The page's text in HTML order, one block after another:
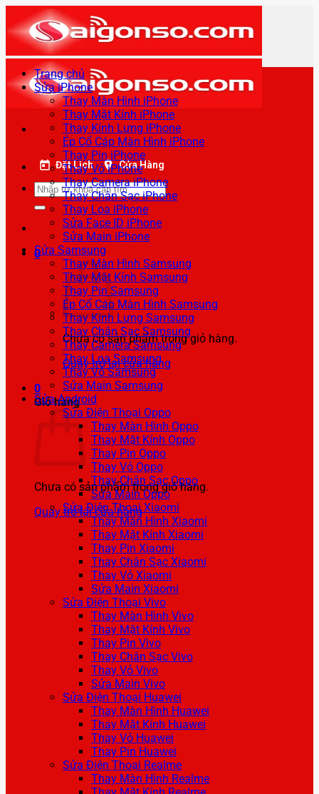
qua
nội
dung
Đặt Lịch Cửa Hàng
Tìm
kiếm:
0
Chưa có sản phẩm trong giỏ hàng.
Quay trở lại cửa hàng
0
Giỏ hàng
Chưa có sản phẩm trong giỏ hàng.
Quay trở lại cửa hàng
Trang chủ
Sửa iPhone
Thay Màn Hình iPhone
Thay Mặt Kính iPhone
Thay Kính Lưng iPhone
Ép Cổ Cáp Màn Hình iPhone
Thay Pin iPhone
Thay Vỏ iPhone
Thay Camera iPhone
Thay Chân Sạc iPhone
Thay Loa iPhone
Sửa Face ID iPhone
Sửa Main iPhone
Sửa Samsung
Thay Màn Hình Samsung
Thay Mặt Kính Samsung
Thay Pin Samsung
Ép Cổ Cáp Màn Hình Samsung
Thay Kính Lưng Samsung
Thay Chân Sạc Samsung
Thay Camera Samsung
Thay Loa Samsung
Thay Vỏ Samsung
Sửa Main Samsung
Sửa Android
Sửa Điện Thoại Oppo
Thay Màn Hình Oppo
Thay Mặt Kính Oppo
Thay Pin Oppo
Thay Vỏ Oppo
Thay Chân Sạc Oppo
Sửa Main Oppo
Sửa Điện Thoại Xiaomi
Thay Màn Hình Xiaomi
Thay Mặt Kính Xiaomi
Thay Pin Xiaomi
Thay Chân Sạc Xiaomi
Thay Vỏ Xiaomi
Sửa Main Xiaomi
Sửa Điện Thoại Vivo
Thay Màn Hình Vivo
Thay Mặt Kính Vivo
Thay Pin Vivo
Thay Chân Sạc Vivo
Thay Vỏ Vivo
Sửa Main Vivo
Sửa Điện Thoại Huawei
Thay Màn Hình Huawei
Thay Mặt Kính Huawei
Thay Vỏ Huawei
Thay Pin Huawei
Sửa Điện Thoại Realme
Thay Màn Hình Realme